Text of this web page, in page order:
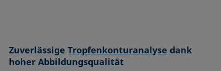
ZuverlässigeTropfenkonturanalyse dank
hoher Abbildungsqualität